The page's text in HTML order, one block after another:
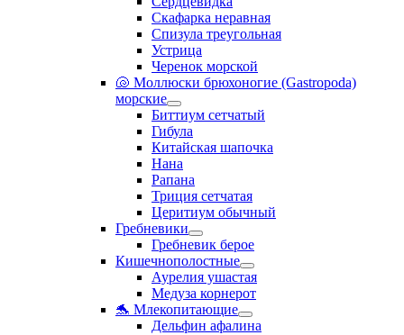
Скафарка неравная
Спизула треугольная
Устрица
Черенок морской
🐚 Моллюски брюхоногие (Gastropoda)
морские
Биттиум сетчатый
Гибула
Китайская шапочка
Нана
Рапана
Триция сетчатая
Церитиум обычный
Гребневики
Гребневик берое
Кишечнополостные
Аурелия ушастая
Медуза корнерот
🐬 Млекопитающие
Дельфин афалина